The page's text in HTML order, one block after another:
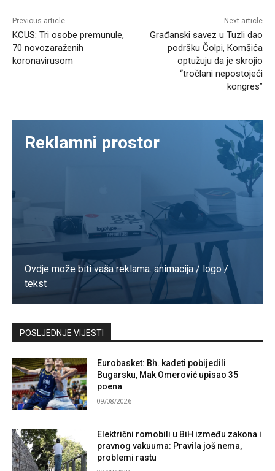
Previous article
KCUS: Tri osobe premunule,
70 novozaraženih
koronavirusom
Next article
Građanski savez u Tuzli dao
podršku Čolpi, Komšića
optužuju da je skrojio
“tročlani nepostojeći
kongres”
Reklamni prostor
Ovdje može biti vaša reklama. animacija / logo /
tekst
Kontaktirajte nas
POSLJEDNJE VIJESTI
Eurobasket: Bh. kadeti pobijedili
Bugarsku, Mak Omerović upisao 35
poena
09/08/2026
Električni romobili u BiH između zakona i
pravnog vakuuma: Pravila još nema,
problemi rastu